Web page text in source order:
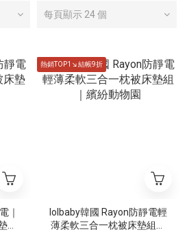
每頁顯示 24 個
｜
組
熱銷TOP1↘結帳9折
lolbaby韓國 Rayon防靜電輕
薄柔軟三合一枕被床墊組｜